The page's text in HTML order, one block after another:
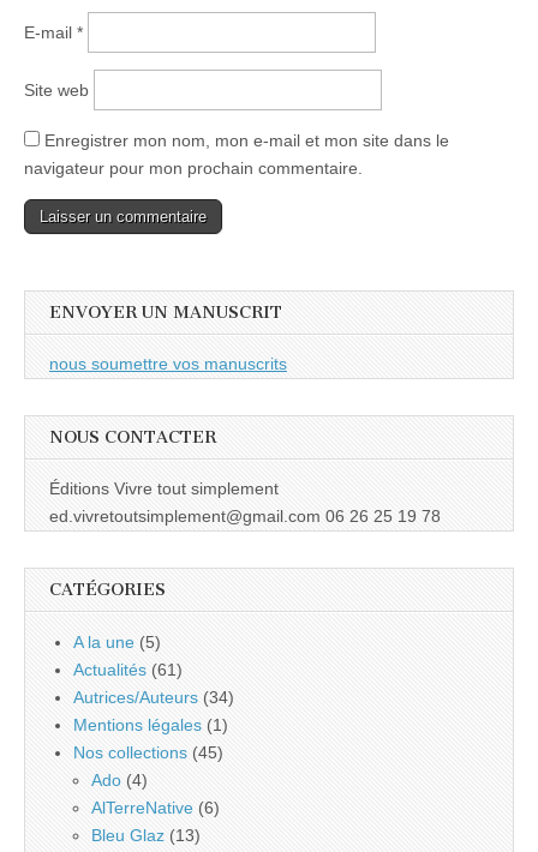
E-mail *
Site web
Enregistrer mon nom, mon e-mail et mon site dans le
navigateur pour mon prochain commentaire.
ENVOYER UN MANUSCRIT
nous soumettre vos manuscrits
NOUS CONTACTER
Éditions Vivre tout simplement
ed.vivretoutsimplement@gmail.com 06 26 25 19 78
CATÉGORIES
A la une (5)
Actualités (61)
Autrices/Auteurs (34)
Mentions légales (1)
Nos collections (45)
Ado (4)
AlTerreNative (6)
Bleu Glaz (13)